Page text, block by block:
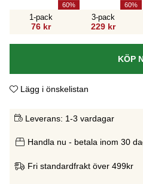
1-pack
76 kr
60
3-pack
229 kr
60
KÖP
Lägg i önskelistan
Leverans: 1-3 vardagar
Handla nu - betala inom 30
Fri standardfrakt över 499kr